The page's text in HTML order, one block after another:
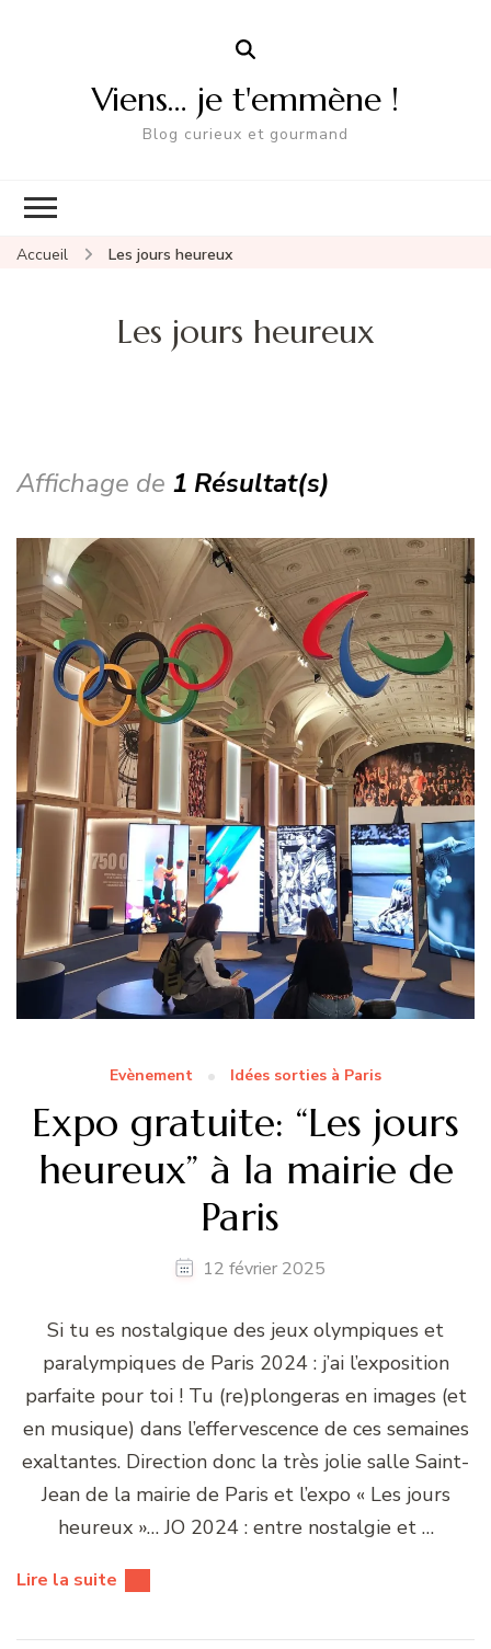
Viens… je t'emmène !
Blog curieux et gourmand
Accueil Les jours heureux
Les jours heureux
Affichage de 1 Résultat(s)
Evènement Idées sorties à Paris
Expo gratuite: “Les jours
heureux” à la mairie de
Paris
12 février 2025
Si tu es nostalgique des jeux olympiques et
paralympiques de Paris 2024 : j’ai l’exposition
parfaite pour toi ! Tu (re)plongeras en images (et
en musique) dans l’effervescence de ces semaines
exaltantes. Direction donc la très jolie salle Saint-
Jean de la mairie de Paris et l’expo « Les jours
heureux »… JO 2024 : entre nostalgie et …
Lire la suite